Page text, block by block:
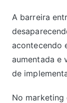
A barreira
acontecendo
aumentada e
de
No marketing